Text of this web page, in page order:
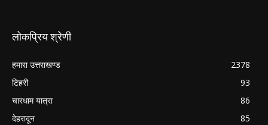
लोकप्रिय श्रेणी
हमारा उत्तराखण्ड
2378
टिहरी
93
चारधाम यात्रा
86
देहरादून
85